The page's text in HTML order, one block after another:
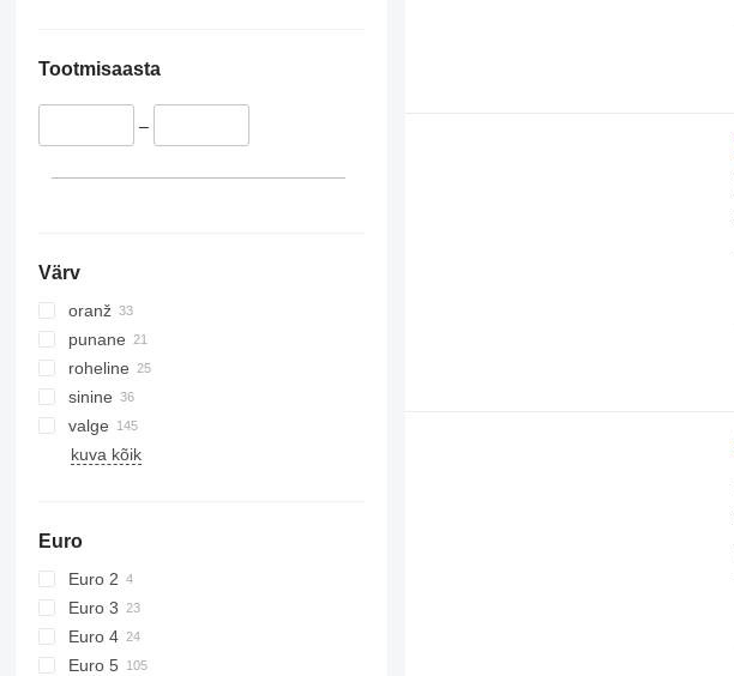
Tootmisaasta
–
Värv
oranž
punane
roheline
sinine
valge
kuva kõik
Euro
Euro 2
Euro 3
Euro 4
Euro 5